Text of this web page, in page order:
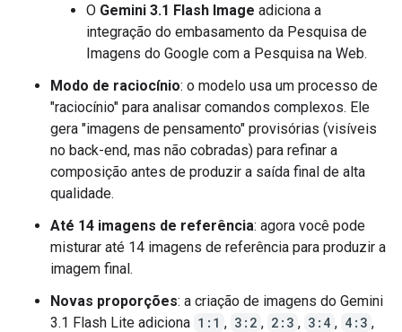
O Gemini 3.1 Flash Image adiciona a
integração do embasamento da Pesquisa de
Imagens do Google com a Pesquisa na Web.
Modo de raciocínio: o modelo usa um processo de
"raciocínio" para analisar comandos complexos. Ele
gera "imagens de pensamento" provisórias (visíveis
no back-end, mas não cobradas) para refinar a
composição antes de produzir a saída final de alta
qualidade.
Até 14 imagens de referência: agora você pode
misturar até 14 imagens de referência para produzir a
imagem final.
Novas proporções: a criação de imagens do Gemini
3.1 Flash Lite adiciona 1:1 , 3:2 , 2:3 , 3:4 , 4:3 ,